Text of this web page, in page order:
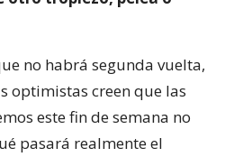
no habrá segunda vuelta,
optimistas creen que las
este fin de semana no
pasará realmente el